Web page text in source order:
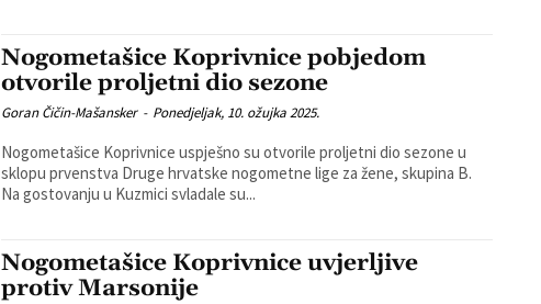
Nogometašice Koprivnice pobjedom
otvorile proljetni dio sezone
Goran Čičin-Mašansker - Ponedjeljak, 10. ožujka 2025.
Nogometašice Koprivnice uspješno su otvorile proljetni dio sezone u
sklopu prvenstva Druge hrvatske nogometne lige za žene, skupina B.
Na gostovanju u Kuzmici svladale su...
Nogometašice Koprivnice uvjerljive
protiv Marsonije